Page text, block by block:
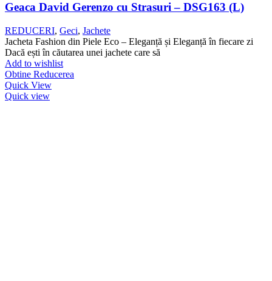
Geaca David Gerenzo cu Strasuri – DSG163 (L)
REDUCERI, Geci, Jachete
Jacheta Fashion din Piele Eco – Eleganță și Eleganță în fiecare zi
Dacă ești în căutarea unei jachete care să
Add to wishlist
Obtine Reducerea
Quick View
Quick view